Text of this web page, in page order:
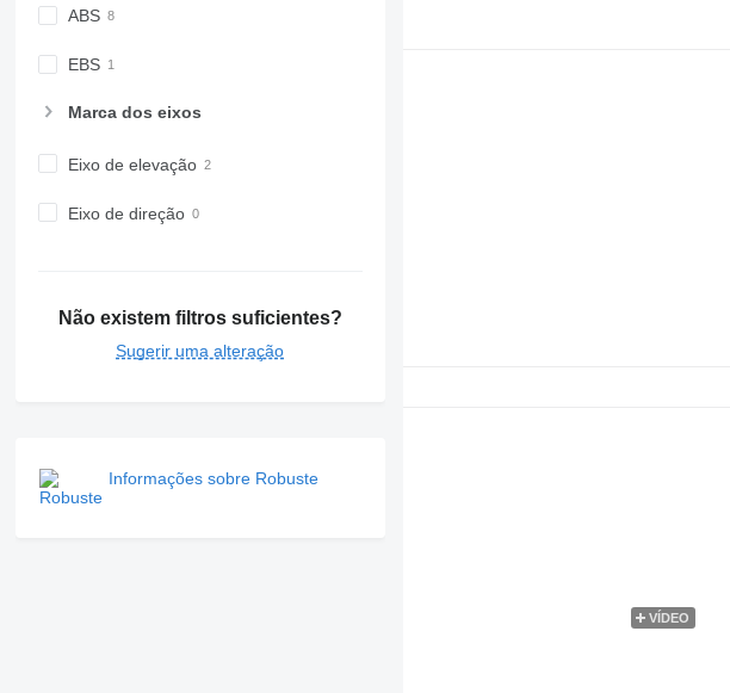
ABS
EBS
Marca dos eixos
Eixo de elevação
Eixo de direção
Não existem filtros suficientes?
Sugerir uma alteração
Informações sobre Robuste
VÍDEO